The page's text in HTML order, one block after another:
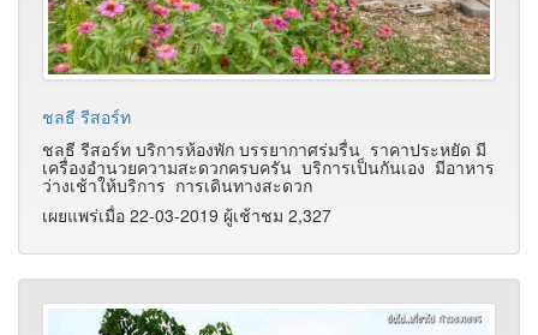
ชลธี รีสอร์ท
ชลธี รีสอร์ท บริการห้องพัก บรรยากาศร่มรื่น ราคาประหยัด มี
เครื่องอำนวยความสะดวกครบครัน บริการเป็นกันเอง มีอาหาร
ว่างเช้าให้บริการ การเดินทางสะดวก
เผยแพร่เมื่อ 22-03-2019 ผู้เช้าชม 2,327